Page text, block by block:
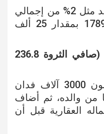
أما عن راتب واشنطن فقد مثل 2% من إجمالي
الميزانية الأمريكية عام 1789 بمقدار 25 ألف
رابعا. توماس جيفيرسون (صافي الثروة 236.8
لقد ورث توماس جيفرسون 3000 آلاف فدان
من والده، ثم أضاف
العقارية قبل أن